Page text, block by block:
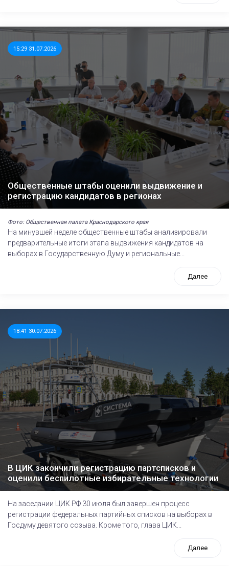
15:29 31.07.2026
Общественные штабы оценили выдвижение и
регистрацию кандидатов в регионах
Фото: Общественная палата Краснодарского края
На минувшей неделе общественные штабы анализировали
предварительные итоги этапа выдвижения кандидатов на
выборах в Государственную Думу и региональные...
Далее
18:41 30.07.2026
В ЦИК закончили регистрацию партсписков и
оценили беспилотные избирательные технологии
На заседании ЦИК РФ 30 июля был завершен процесс
регистрации федеральных партийных списков на выборах в
Госдуму девятого созыва. Кроме того, глава ЦИК...
Далее